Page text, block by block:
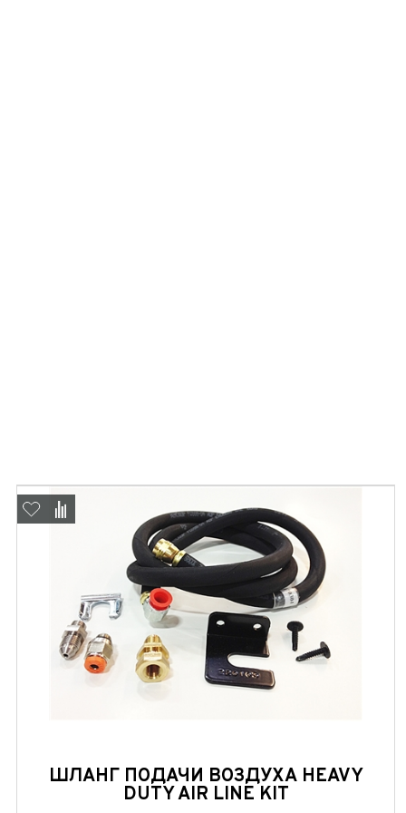
ШЛАНГ ПОДАЧИ ВОЗДУХА HEAVY
DUTY AIR LINE KIT